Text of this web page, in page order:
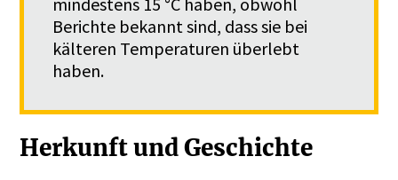
Berichte bekannt sind, dass sie bei
kälteren Temperaturen überlebt
haben.
Herkunft und Geschichte